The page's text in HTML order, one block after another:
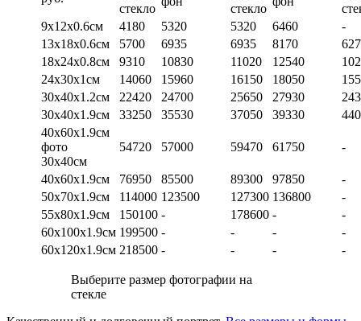
стекло
стекло
9х12х0.6см
4180 5320 5320 6460
-
13х18х0.6см
5700 6935 6935 8170
18х24х0.8см
9310 10830 11020 12540
24х30х1см
14060 15960 16150 18050
30х40х1.2см
22420 24700 25650 27930
30х40х1.9см
33250 35530 37050 39330
40х60х1.9см
фото
30х40см
54720 57000 59470 61750 -
40х60х1.9см 76950 85500 89300 97850
-
50х70х1.9см
114000 123500 127300 136800
-
55х80х1.9см
150100 - 178600 -
-
60х100х1.9см 199500 - - -
-
60х120х1.9см 218500 - - - -
Выберите размер фотографии на
стекле